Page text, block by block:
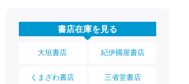
書店在庫を見る
大垣書店 紀伊國屋書店
くまざわ書店 三省堂書店